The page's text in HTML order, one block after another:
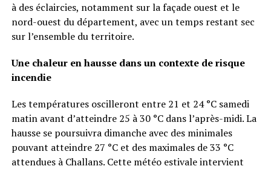
à des éclaircies, notamment sur la façade ouest et le
nord-ouest du département, avec un temps restant sec
sur l’ensemble du territoire.
Une chaleur en hausse dans un contexte de risque
incendie
Les températures oscilleront entre 21 et 24 °C samedi
matin avant d’atteindre 25 à 30 °C dans l’après-midi. La
hausse se poursuivra dimanche avec des minimales
pouvant atteindre 27 °C et des maximales de 33 °C
attendues à Challans. Cette météo estivale intervient